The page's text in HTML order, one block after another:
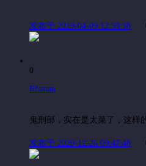
发布于 2019-04-09 12:39:38
0
Rfsman
鬼刑部，实在是太菜了，这样
发布于 2020-12-26 09:47:48